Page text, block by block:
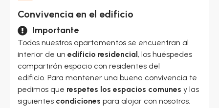
Convivencia en el edificio
Importante
Todos nuestros apartamentos se encuentran al
interior de un edificio residencial , los huéspedes
compartirán espacio con residentes del
edificio. Para mantener una buena convivencia te
pedimos que respetes los espacios comunes y las
siguientes condiciones para alojar con nosotros: